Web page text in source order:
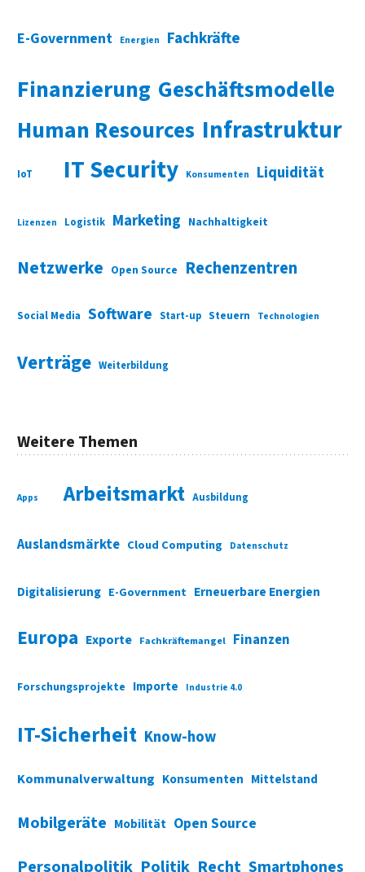
E-Government Energien Fachkräfte
Finanzierung Geschäftsmodelle
Human Resources Infrastruktur
IoT IT Security Konsumenten Liquidität
Lizenzen Logistik Marketing Nachhaltigkeit
Netzwerke Open Source Rechenzentren
Social Media Software Start-up Steuern Technologien
Verträge Weiterbildung
Weitere Themen
Apps Arbeitsmarkt Ausbildung
Auslandsmärkte Cloud Computing Datenschutz
Digitalisierung E-Government Erneuerbare Energien
Europa Exporte Fachkräftemangel Finanzen
Forschungsprojekte Importe Industrie 4.0
IT-Sicherheit Know-how
Kommunalverwaltung Konsumenten Mittelstand
Mobilgeräte Mobilität Open Source
Personalpolitik Politik Recht Smartphones